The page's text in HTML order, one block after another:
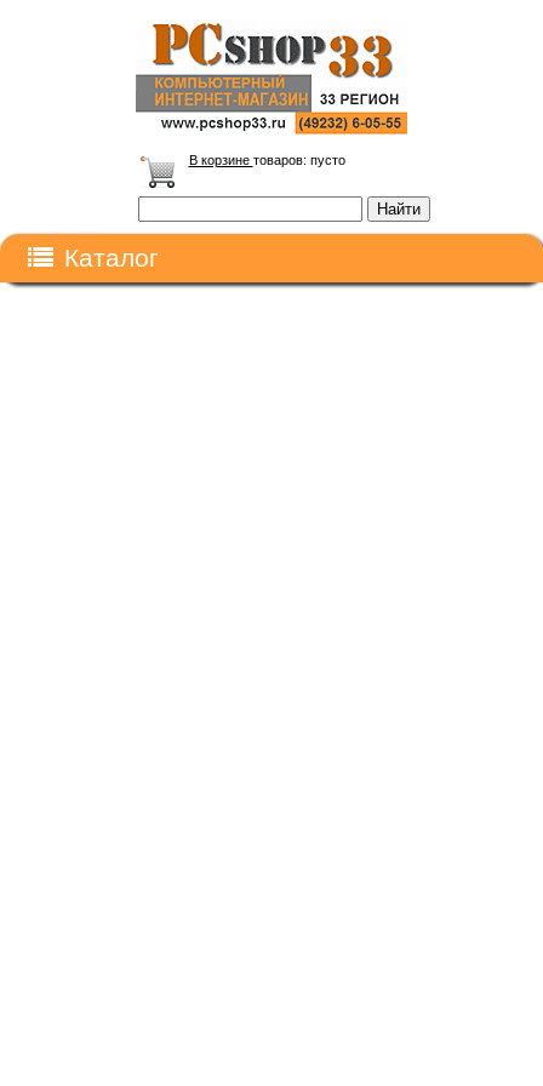
В корзине товаров: пусто
Каталог